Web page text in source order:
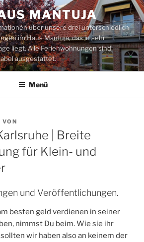
MANTUJA
über unsere drei unterschiedlich
im Haus Mantuja, das in sehr
liegt. Alle Ferienwohnungen sind
ausgestattet.
Menü
VON
| Breite
für Klein- und
und Veröffentlichungen.
besten geld verdienen in seiner
nimmst Du beim. Wie sie ihr
wir haben also an keinem der